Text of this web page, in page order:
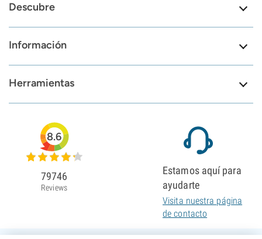
Descubre
Información
Herramientas
8.6
79746
Reviews
Estamos aquí para
ayudarte
Visita nuestra página
de contacto